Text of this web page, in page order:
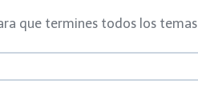
que termines todos los temas